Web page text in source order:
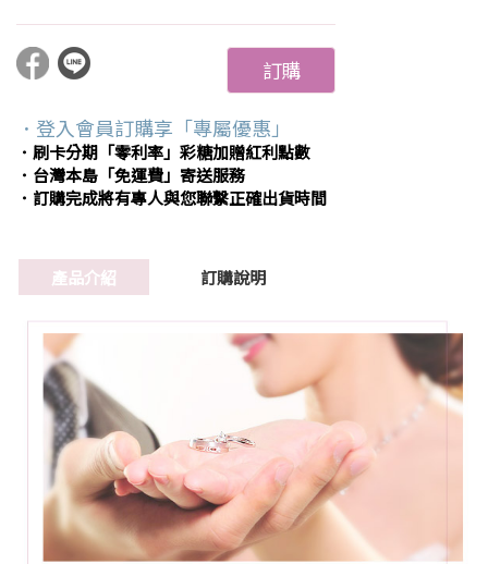
訂購
．登入會員訂購享「專屬優惠」
．刷卡分期「零利率」彩糖加贈紅利點數
．台灣本島「免運費」寄送服務
．訂購完成將有專人與您聯繫正確出貨時間
產品介紹 訂購說明